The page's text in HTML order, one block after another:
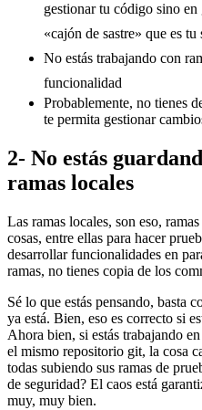
gestionar tu código sino
«cajón de sastre» que es tu
No estás trabajando con
funcionalidad
Probablemente, no tienes
te permita gestionar
2- No estás
ramas locales
Las ramas locales, son eso,
cosas, entre ellas para hacer
desarrollar funcionalidades en
ramas, no tienes copia de los
Sé lo que estás pensando, basta
ya está. Bien, eso es correcto si
Ahora bien, si estás trabajando
el mismo repositorio git, la cosa
todas subiendo sus ramas de
de seguridad? El caos está
muy, muy bien.